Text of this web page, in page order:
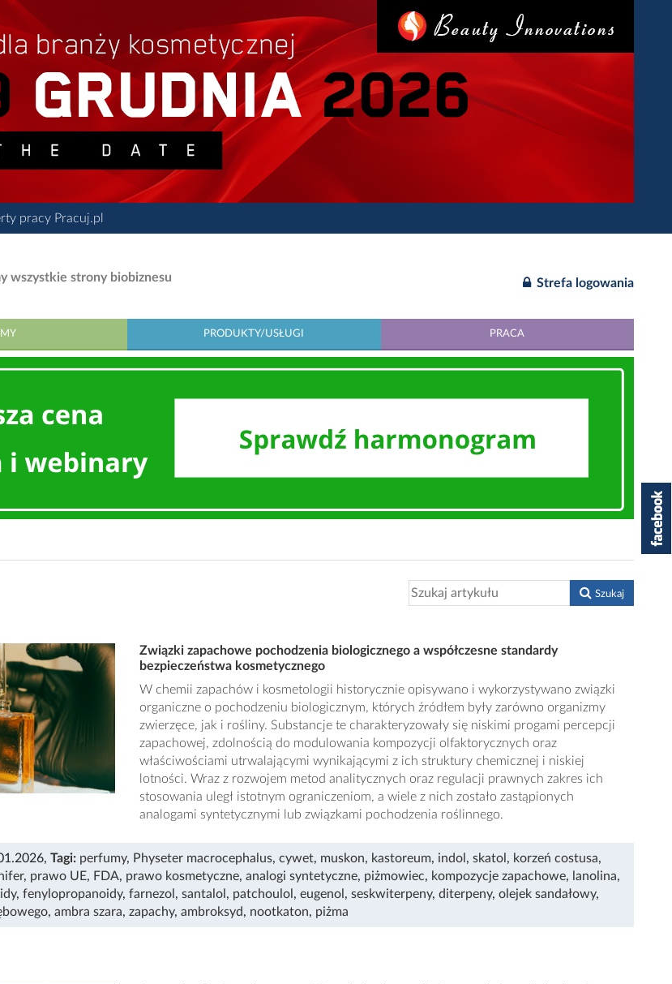
pracy Pracuj.pl
wszystkie strony biobiznesu Strefa logowania
PRODUKTY/USŁUGI PRACA
Szukaj
Związki zapachowe pochodzenia biologicznego a współczesne standardy
bezpieczeństwa kosmetycznego
W chemii zapachów i kosmetologii historycznie opisywano i wykorzystywano związki
organiczne o pochodzeniu biologicznym, których źródłem były zarówno organizmy
zwierzęce, jak i rośliny. Substancje te charakteryzowały się niskimi progami percepcji
zapachowej, zdolnością do modulowania kompozycji olfaktorycznych oraz
właściwościami utrwalającymi wynikającymi z ich struktury chemicznej i niskiej
lotności. Wraz z rozwojem metod analitycznych oraz regulacji prawnych zakres ich
stosowania uległ istotnym ograniczeniom, a wiele z nich zostało zastąpionych
analogami syntetycznymi lub związkami pochodzenia roślinnego.
, Tagi: perfumy, Physeter macrocephalus, cywet, muskon, kastoreum, indol , skatol , korzeń costusa,
, prawo UE, FDA, prawo kosmetyczne, analogi syntetyczne, piżmowiec, kompozycje zapachowe, lanolina,
, fenylopropanoidy, farnezol , santalol , patchoulol , eugenol , seskwiterpeny, diterpeny, olejek sandałowy,
, ambra szara, zapachy, ambroksyd, nootkaton, piżma